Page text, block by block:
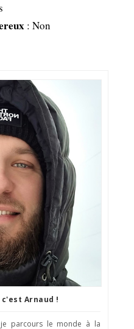
: Non
Arnaud !
parcours le monde à la